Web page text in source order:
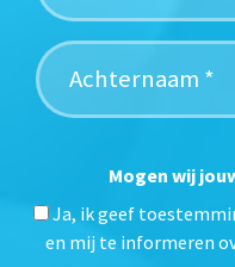
Mogen wij
Ja, ik geef
en mij te informeren